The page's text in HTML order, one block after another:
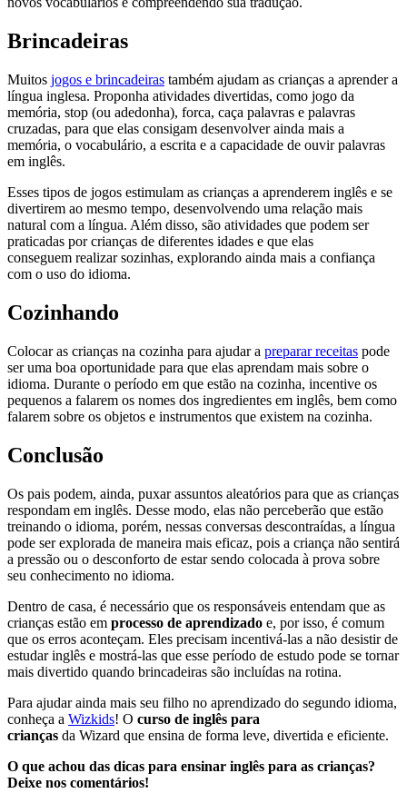
Brincadeiras
Muitos jogos e brincadeiras também ajudam as crianças a aprender a
língua inglesa. Proponha atividades divertidas, como jogo da
memória, stop (ou adedonha), forca, caça palavras e palavras
cruzadas, para que elas consigam desenvolver ainda mais a
memória, o vocabulário, a escrita e a capacidade de ouvir palavras
em inglês.
Esses tipos de jogos estimulam as crianças a aprenderem inglês e se
divertirem ao mesmo tempo, desenvolvendo uma relação mais
natural com a língua. Além disso, são atividades que podem ser
praticadas por crianças de diferentes idades e que elas
conseguem realizar sozinhas, explorando ainda mais a confiança
com o uso do idioma.
Cozinhando
Colocar as crianças na cozinha para ajudar a preparar receitas pode
ser uma boa oportunidade para que elas aprendam mais sobre o
idioma. Durante o período em que estão na cozinha, incentive os
pequenos a falarem os nomes dos ingredientes em inglês, bem como
falarem sobre os objetos e instrumentos que existem na cozinha.
Conclusão
Os pais podem, ainda, puxar assuntos aleatórios para que as crianças
respondam em inglês. Desse modo, elas não perceberão que estão
treinando o idioma, porém, nessas conversas descontraídas, a língua
pode ser explorada de maneira mais eficaz, pois a criança não sentirá
a pressão ou o desconforto de estar sendo colocada à prova sobre
seu conhecimento no idioma.
Dentro de casa, é necessário que os responsáveis entendam que as
crianças estão em processo de aprendizado e, por isso, é comum
que os erros aconteçam. Eles precisam incentivá-las a não desistir de
estudar inglês e mostrá-las que esse período de estudo pode se tornar
mais divertido quando brincadeiras são incluídas na rotina.
Para ajudar ainda mais seu filho no aprendizado do segundo idioma,
conheça a Wizkids! O curso de inglês para
crianças da Wizard que ensina de forma leve, divertida e eficiente.
O que achou das dicas para ensinar inglês para as crianças?
Deixe nos comentários!